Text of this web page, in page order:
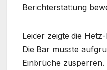
Berichterstattung
Leider zeigte die
Die Bar musste
Einbrüche